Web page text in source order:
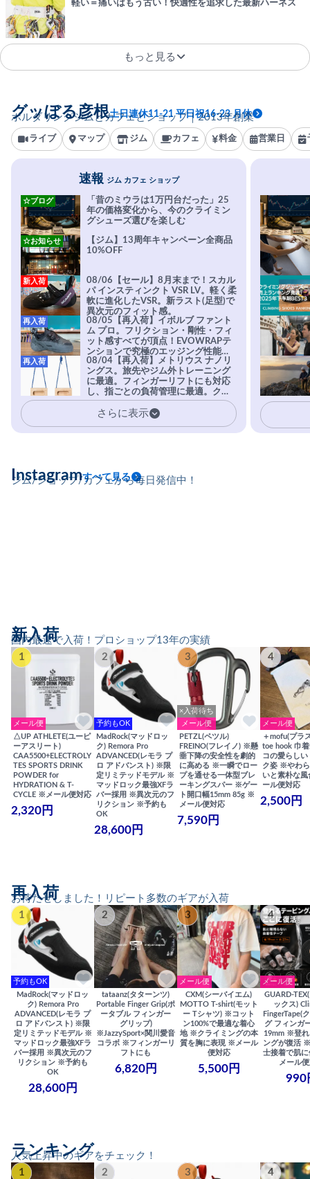
軽い＝痛いはもう古い！快適性を追求した最新ハーネス
もっと見る
ボルダリングジムとカフェとショップ｜2013年創業
グッぼる彦根土日連休11-21 平日祝16-23 月休
ライブ マップ ジム カフェ 料金 営業日
速報 ジム カフェ ショップ
「昔のミウラは1万円台だった」25
年の価格変化から、今のクライミン
グシューズ選びを楽しむ
☆ブログ
【ジム】13周年キャンペーン全商品
10%OFF
☆お知らせ
08/06【セール】8月末まで！スカル
パ インスティンクト VSR LV。軽く柔
軟に進化したVSR。新ラスト(足型)で
異次元のフィット感。
新入荷
08/05【再入荷】イボルブ ファント
ム プロ。フリクション・剛性・フィ
ット感すべてが頂点！EVOWRAPテ
ンションで究極のエッジング性能を
実現。進化系ラバーEvo-74はTRAX
を凌駕する粘着力で極小ホールドに
安心感。
再入荷
08/04【再入荷】メトリウス ナノリ
ングス。旅先やジム外トレーニング
に最適。フィンガーリフトにも対応
し、指ごとの負荷管理に最適。クラ
イマーの指を本気で鍛えるギア。
再入荷
さらに表示
ジム/ショップ/カフェから毎日発信中！
Instagramすべて見る
国内最速で入荷！プロショップ13年の実績
新入荷
1
メール便
△UP ATHLETE(ユーピ
ーアスリート)
CAA5500+ELECTROLY
TES SPORTS DRINK
POWDER for
HYDRATION & T-
CYCLE ※メール便対応
2,320円
2
予約もOK
MadRock(マッドロッ
ク) Remora Pro
ADVANCED(レモラ プ
ロ アドバンスト) ※限
定リミテッドモデル ※
マッドロック最強XFラ
バー採用 ※異次元のフ
リクション ※予約も
OK
28,600円
3
×入荷待ち
メール便
PETZL(ペツル)
FREINO(フレイノ) ※懸
垂下降の安全性を劇的
に高める ※一瞬でロー
プを通せる一体型ブレ
ーキングスパー ※ゲー
ト開口幅15mm 85g ※
メール便対応
7,590円
4
メール便
＋mofu(プラ
toe hook 巾
コの愛らしい
ク姿 ※やわ
いと素朴な
ール便対応
2,500円
お待たせしました！リピート多数のギアが入荷
再入荷
1
予約もOK
MadRock(マッドロッ
ク) Remora Pro
ADVANCED(レモラ プ
ロ アドバンスト) ※限
定リミテッドモデル ※
マッドロック最強XFラ
バー採用 ※異次元のフ
リクション ※予約も
OK
28,600円
2
tataanz(タターンツ)
Portable Finger Grip(ポ
ータブル フィンガー
グリップ)
※JazzySport×関川愛音
コラボ ※フィンガーリ
フトにも
6,820円
3
メール便
CXM(シーバイエム)
MOTTO T-shirt(モット
ー Tシャツ) ※コット
ン100%で最適な着心
地 ※クライミングの本
質を胸に表現 ※メール
便対応
5,500円
4
メール便
GUARD-
ックス)
FingerTape(
グ フィンガ
19mm ※登れ
ングが復活
士接着で肌
メール
990
人気上昇中のギアをチェック！
ランキング
1 2 3 4